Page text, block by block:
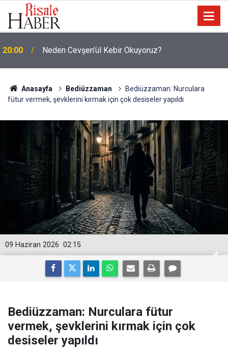
19:25 Dost Tv Kurucusu Yaşar Erdoğan vefat etti
Anasayfa Bediüzzaman
Bediüzzaman: Nurculara
fütur vermek, şevklerini kırmak için çok desiseler yapıldı
02:15
09 Haziran 2026
Bediüzzaman: Nurculara fütur
vermek, şevklerini kırmak için çok
desiseler yapıldı